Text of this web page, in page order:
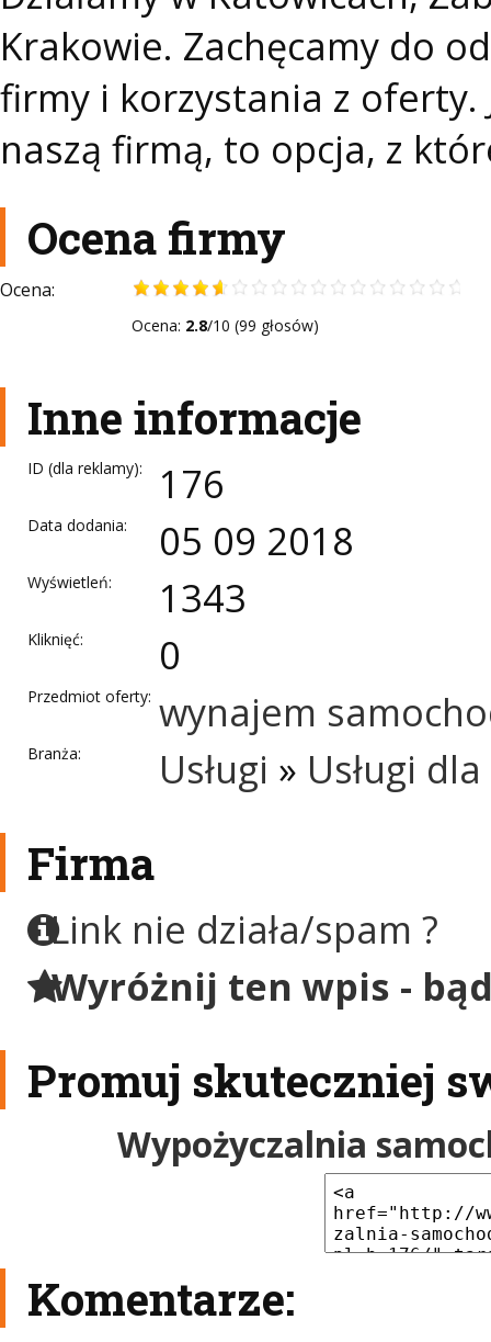
Krakowie. Zachęcamy do
firmy i korzystania z oferty.
naszą firmą, to opcja, z
Ocena firmy
Ocena:
Ocena: 2.8/10 (99 głosów)
Inne informacje
ID (dla reklamy): 176
Data dodania: 05 09 2018
Wyświetleń: 1343
Kliknięć: 0
Przedmiot oferty: wynajem
Branża: Usługi » Usługi
Firma
Link nie działa/spam ?
Wyróżnij ten wpis -
Promuj skuteczniej
Wypożyczalnia
Komentarze: